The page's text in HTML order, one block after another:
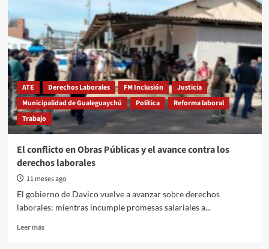
un
contraproyecto
laboral
con
en
la
redistribución
y
la
de
derechos
ATE Derechos Laborales FM Inclusión
Justicia
Municipalidad de Gualeguaychú
Política
Reforma laboral
Trabajo
El conflicto en Obras Públicas y el avance contra los
derechos laborales
11 meses ago
El gobierno de Davico vuelve a avanzar sobre derechos
laborales: mientras incumple promesas salariales a...
Leer másRead